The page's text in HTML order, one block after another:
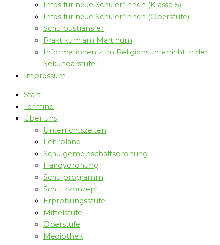
Infos für neue Schüler*innen (Klasse 5)
Infos für neue Schüler*innen (Oberstufe)
Schulbustransfer
Praktikum am Martinum
Informationen zum Religionsunterricht in der
Sekundarstufe 1
Impressum
Start
Termine
Über uns
Unterrichtszeiten
Lehrpläne
Schulgemeinschaftsordnung
Handyordnung
Schulprogramm
Schutzkonzept
Erprobungsstufe
Mittelstufe
Oberstufe
Mediothek